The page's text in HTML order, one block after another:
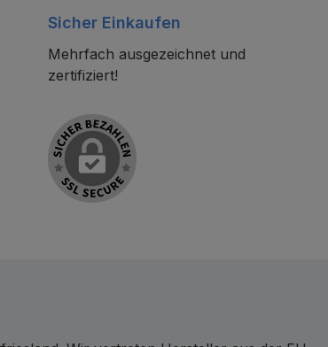
Sicher Einkaufen
Mehrfach ausgezeichnet und
zertifiziert!